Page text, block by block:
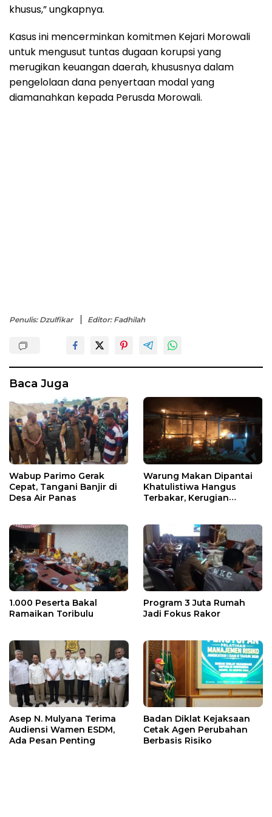
khusus,” ungkapnya.
Kasus ini mencerminkan komitmen Kejari Morowali
untuk mengusut tuntas dugaan korupsi yang
merugikan keuangan daerah, khususnya dalam
pengelolaan dana penyertaan modal yang
diamanahkan kepada Perusda Morowali.
Penulis: Dzulfikar Editor: Fadhilah
Baca Juga
Wabup Parimo Gerak
Cepat, Tangani Banjir di
Desa Air Panas
Warung Makan Dipantai
Khatulistiwa Hangus
Terbakar, Kerugian
1.000 Peserta Bakal
Ramaikan Toribulu
Program 3 Juta Rumah
Jadi Fokus Rakor
Asep N. Mulyana Terima
Audiensi Wamen ESDM,
Ada Pesan Penting
Badan Diklat Kejaksaan
Cetak Agen Perubahan
Berbasis Risiko